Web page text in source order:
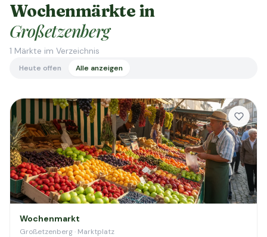
Wochenmärkte in
Großetzenberg
1 Märkte im Verzeichnis
Heute offen Alle anzeigen
Wochenmarkt
Großetzenberg · Marktplatz